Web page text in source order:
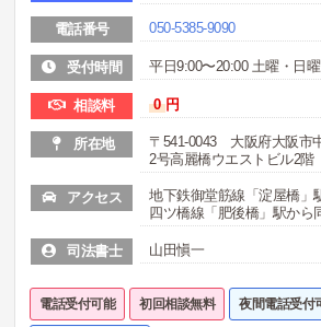
電話番号 050-5385-9090
受付時間 平日9:00〜20:00 土曜・日
相談料 0 円
所在地
〒541-0043 大阪府大阪市
2号高麗橋ウエストビル2階
アクセス
地下鉄御堂筋線「淀屋橋」
四ツ橋線「肥後橋」駅から
司法書士 山田愼一
電話受付可能 初回相談無料 夜間電話受付